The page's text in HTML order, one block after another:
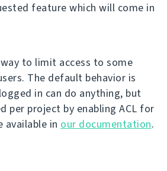
feature which will come in
to limit access to some
The default behavior is
in can do anything, but
per project by enabling ACL for
available in our documentation.